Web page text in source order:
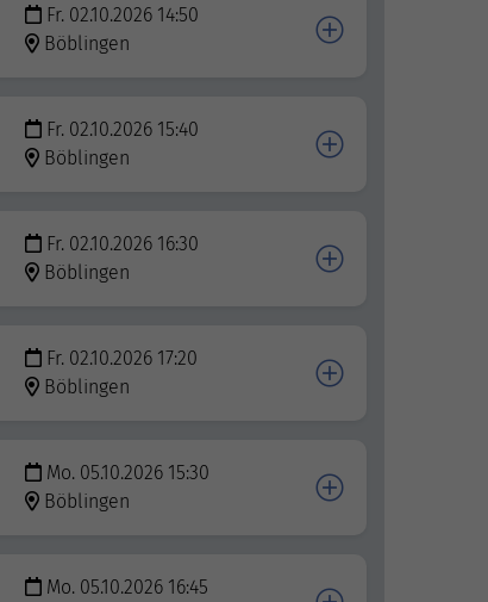
Fr. 02.10.2026 14:50
Böblingen
Fr. 02.10.2026 15:40
Böblingen
Fr. 02.10.2026 16:30
Böblingen
Fr. 02.10.2026 17:20
Böblingen
Mo. 05.10.2026 15:30
Böblingen
Mo. 05.10.2026 16:45